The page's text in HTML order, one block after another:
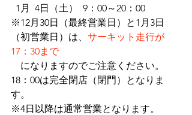
1月  4日（土）  9：00～20：00
※12月30日（最終営業日）と1月3日
（初営業日）は、 サーキット走行が
17：30まで
になりますのでご注意ください。
18：00は完全閉店（閉門）となりま
す。
※4日以降は通常営業となります。